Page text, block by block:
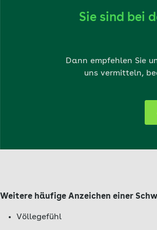
auch in der Nacht.
Sie sind bei
Dann empfehlen Sie
uns vermitteln,
Weitere häufige Anzeichen einer
Völlegefühl